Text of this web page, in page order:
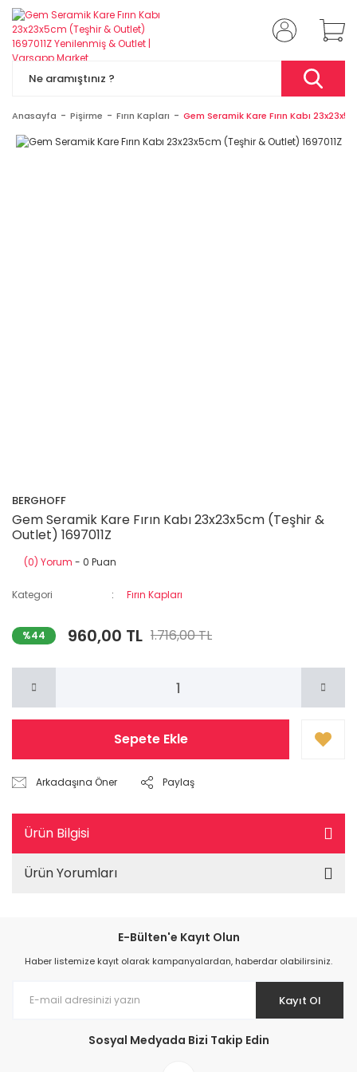
Anasayfa Pişirme Fırın Kapları Gem Seramik Kare Fırın Kabı
BERGHOFF
Gem Seramik Kare Fırın Kabı 23x23x5cm (Teşhir &
Outlet) 1697011Z
(0) Yorum - 0 Puan
Kategori Fırın Kapları
%44 960,00 TL 1.716,00 TL
Sepete Ekle
Arkadaşına Öner Paylaş
Ürün Bilgisi
Ürün Yorumları
E-Bülten'e Kayıt Olun
Haber listemize kayıt olarak kampanyalardan, haberdar olabilirsiniz.
Kayıt Ol
Sosyal Medyada Bizi Takip Edin